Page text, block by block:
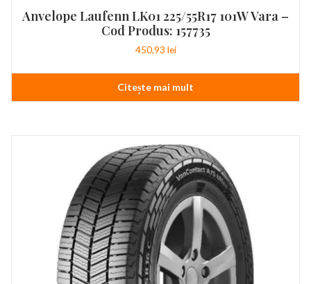
Anvelope Laufenn LK01 225/55R17 101W Vara –
Cod Produs: 157735
450,93 lei
Citește mai mult